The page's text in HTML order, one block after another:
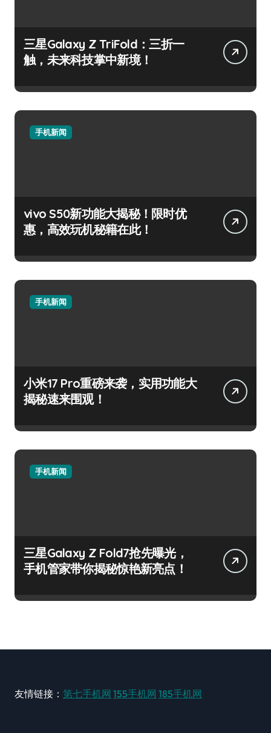
三星Galaxy Z TriFold：三折一
触，未来科技掌中新境！
手机新闻
vivo S50新功能大揭秘！限时优
惠，高效玩机秘籍在此！
手机新闻
小米17 Pro重磅来袭，实用功能大
揭秘速来围观！
手机新闻
三星Galaxy Z Fold7抢先曝光，
手机管家带你揭秘惊艳新亮点！
友情链接： 第七手机网 155手机网 185手机网